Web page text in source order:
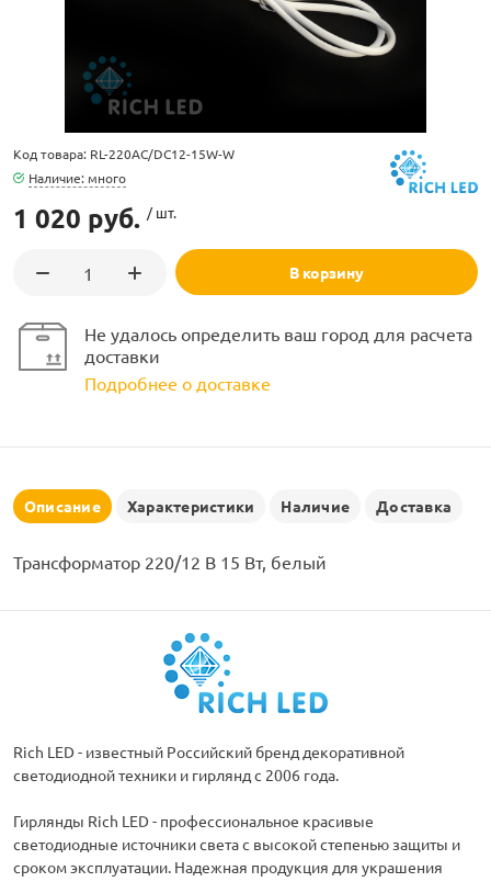
Код товара: RL-220AC/DC12-15W-W
Наличие: много
1 020 руб. / шт.
В корзину
Не удалось определить ваш город для расчета
доставки
Подробнее о доставке
Описание Характеристики Наличие Доставка
Трансформатор 220/12 В 15 Вт, белый
Rich LED - известный Российский бренд декоративной
светодиодной техники и гирлянд с 2006 года.
Гирлянды Rich LED - профессиональное красивые
светодиодные источники света с высокой степенью защиты и
сроком эксплуатации. Надежная продукция для украшения